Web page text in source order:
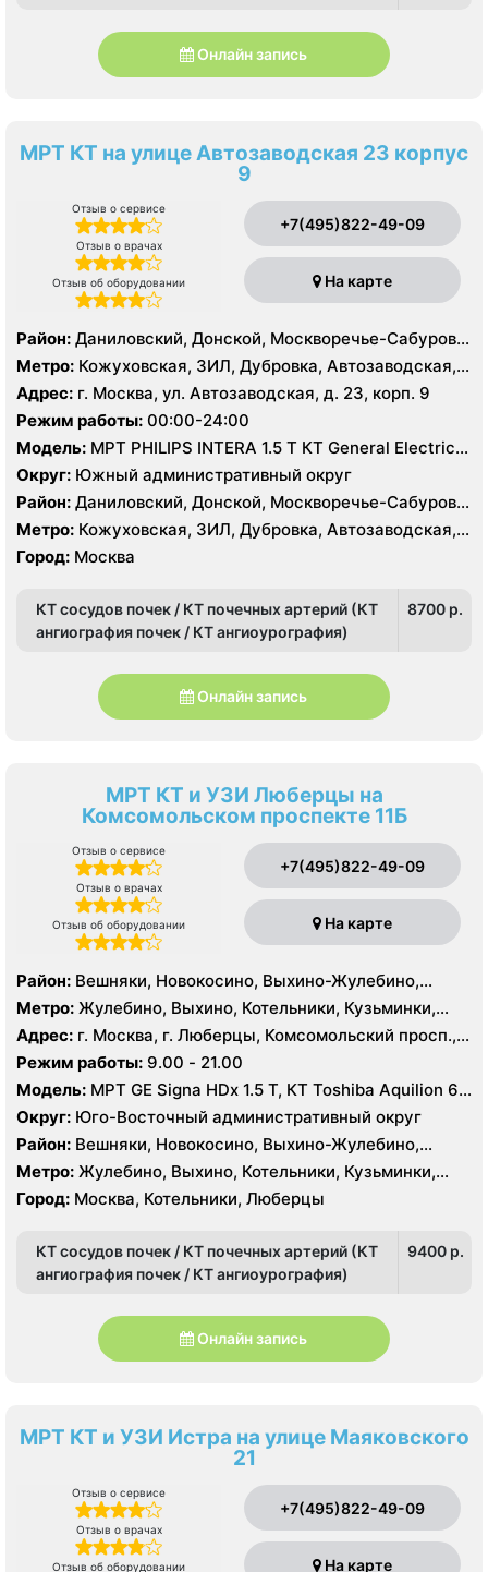
Онлайн запись
МРТ КТ на улице Автозаводская 23 корпус
9
Отзыв о сервисе
Отзыв о врачах
Отзыв об оборудовании
+7(495)822-49-09
На карте
Район: Даниловский, Донской, Москворечье-Сабурово,
Нагатино-Садовники, Нагатинский Затон, Нагорный
Метро: Кожуховская, ЗИЛ, Дубровка, Автозаводская,
Нагатинская, Технопарк, Тульская, Угрешская
Адрес: г. Москва, ул. Автозаводская, д. 23, корп. 9
Режим работы: 00:00-24:00
Модель: МРТ PHILIPS INTERA 1.5 T КТ General Electric
LIGHT SPEED 64 среза
Округ: Южный административный округ
Район: Даниловский, Донской, Москворечье-Сабурово,
Нагатино-Садовники, Нагатинский Затон, Нагорный
Метро: Кожуховская, ЗИЛ, Дубровка, Автозаводская,
Нагатинская, Технопарк, Тульская, Угрешская
Город: Москва
КТ сосудов почек / КТ почечных артерий (КТ
ангиография почек / КТ ангиоурография)
8700 p.
Онлайн запись
МРТ КТ и УЗИ Люберцы на
Комсомольском проспекте 11Б
Отзыв о сервисе
Отзыв о врачах
Отзыв об оборудовании
+7(495)822-49-09
На карте
Район: Вешняки, Новокосино, Выхино-Жулебино,
Кузьминки
Метро: Жулебино, Выхино, Котельники, Кузьминки,
Лермонтовский проспект, Новокосино, Рязанский
проспект, Косино, Лухмановская, Окская, Улица
Дмитриевского, Юго-Восточная, Некрасовка
Адрес: г. Москва, г. Люберцы, Комсомольский просп.,
11Б
Режим работы: 9.00 - 21.00
Модель: МРТ GE Signa HDx 1.5 T, КТ Toshiba Aquilion 64
среза, УЗИ GE Logiq 7
Округ: Юго-Восточный административный округ
Район: Вешняки, Новокосино, Выхино-Жулебино,
Кузьминки
Метро: Жулебино, Выхино, Котельники, Кузьминки,
Лермонтовский проспект, Новокосино, Рязанский
проспект, Косино, Лухмановская, Окская, Улица
Город: Москва, Котельники, Люберцы
КТ сосудов почек / КТ почечных артерий (КТ
ангиография почек / КТ ангиоурография)
9400 p.
Онлайн запись
МРТ КТ и УЗИ Истра на улице Маяковского
21
Отзыв о сервисе
Отзыв о врачах
Отзыв об оборудовании
+7(495)822-49-09
На карте